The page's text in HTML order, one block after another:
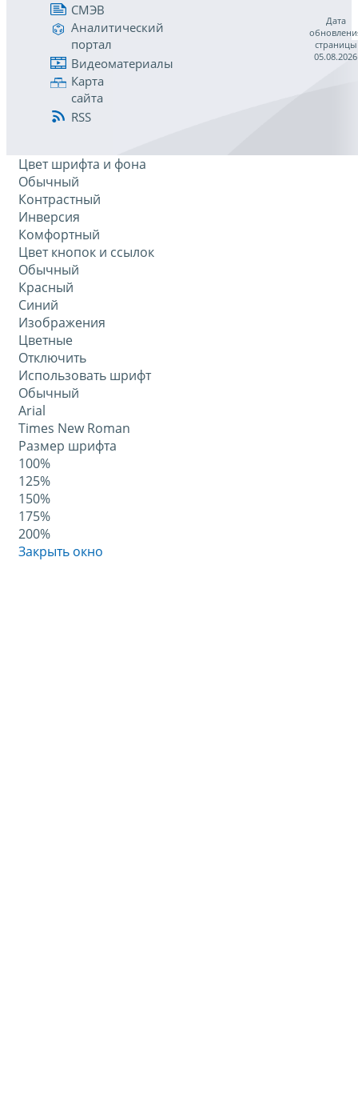
СМЭВ
Аналитический
портал
Видеоматериалы
Карта
сайта
RSS
Дата
страницы
05.08.2026
Цвет шрифта и фона
Обычный
Контрастный
Инверсия
Комфортный
Цвет кнопок и ссылок
Обычный
Красный
Синий
Изображения
Цветные
Отключить
Использовать шрифт
Обычный
Arial
Times New Roman
Размер шрифта
100%
125%
150%
175%
200%
Закрыть окно